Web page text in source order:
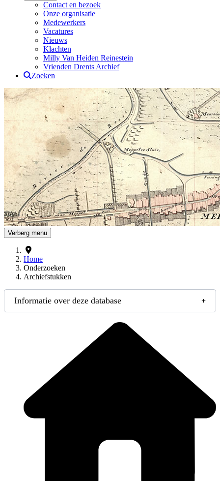
Contact en bezoek
Onze organisatie
Medewerkers
Vacatures
Nieuws
Klachten
Milly Van Heiden Reinestein
Vrienden Drents Archief
Zoeken
Drents Archief
Verberg menu
Home
Onderzoeken
Archiefstukken
Informatie over deze database